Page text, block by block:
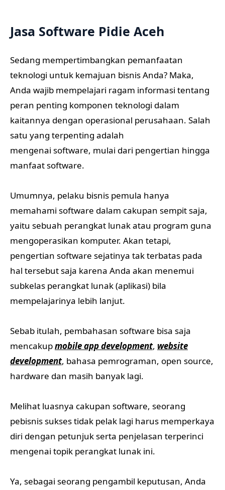
Jasa Software Pidie Aceh
Sedang mempertimbangkan pemanfaatan
teknologi untuk kemajuan bisnis Anda? Maka,
Anda wajib mempelajari ragam informasi tentang
peran penting komponen teknologi dalam
kaitannya dengan operasional perusahaan. Salah
satu yang terpenting adalah
mengenai software, mulai dari pengertian hingga
manfaat software.
Umumnya, pelaku bisnis pemula hanya
memahami software dalam cakupan sempit saja,
yaitu sebuah perangkat lunak atau program guna
mengoperasikan komputer. Akan tetapi,
pengertian software sejatinya tak terbatas pada
hal tersebut saja karena Anda akan menemui
subkelas perangkat lunak (aplikasi) bila
mempelajarinya lebih lanjut.
Sebab itulah, pembahasan software bisa saja
mencakupmobile app development, website
development, bahasa pemrograman, open source,
hardware dan masih banyak lagi.
Melihat luasnya cakupan software, seorang
pebisnis sukses tidak pelak lagi harus memperkaya
diri dengan petunjuk serta penjelasan terperinci
mengenai topik perangkat lunak ini.
Ya, sebagai seorang pengambil keputusan, Anda